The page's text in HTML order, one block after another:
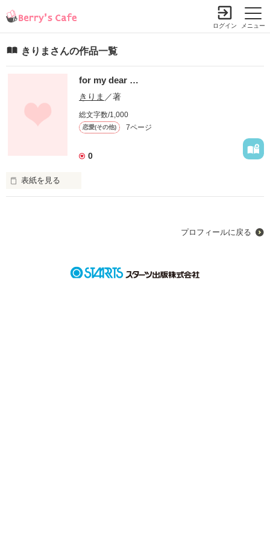
メニュー
ログイン
きりまさんの作品一覧
for my dear …
きりま ／著
総文字数/1,000
恋愛(その他) 7ページ
0
表紙を見る
プロフィールに戻る